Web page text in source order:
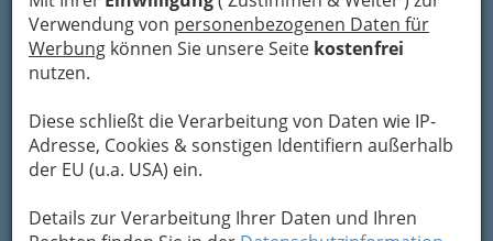
Verwendung von personenbezogenen Daten für
Werbung können Sie unsere Seite kostenfrei
nutzen.
Diese schließt die Verarbeitung von Daten wie IP-
Adresse, Cookies & sonstigen Identifiern außerhalb
der EU (u.a. USA) ein.
Details zur Verarbeitung Ihrer Daten und Ihren
Karte